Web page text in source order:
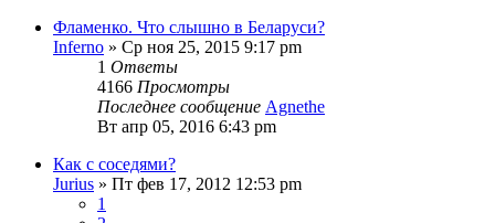
Фламенко. Что слышно в Беларуси?
Inferno » Ср ноя 25, 2015 9:17 pm
1 Ответы
4166 Просмотры
Последнее сообщение Agnethe
Вт апр 05, 2016 6:43 pm
Как с соседями?
Jurius » Пт фев 17, 2012 12:53 pm
1